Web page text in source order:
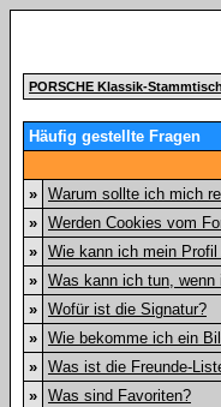
PORSCHE Klassik-
Häufig gestellte Fragen
» Warum sollte ich mich
» Werden Cookies vom
» Wie kann ich mein Profil
» Was kann ich tun,
» Wofür ist die Signatur?
» Wie bekomme ich ein
» Was ist die Freunde-
» Was sind Favoriten?